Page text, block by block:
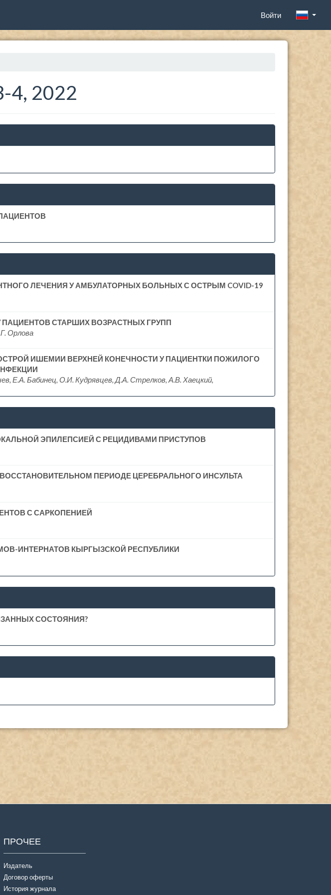
Войти
4, 2022
ЛЕЧЕНИЯ У АМБУЛАТОРНЫХ БОЛЬНЫХ С ОСТРЫМ COVID-19
ПАЦИЕНТОВ СТАРШИХ ВОЗРАСТНЫХ ГРУПП
Орлова
ИШЕМИИ ВЕРХНЕЙ КОНЕЧНОСТИ У ПАЦИЕНТКИ ПОЖИЛОГО
Е.А. Бабинец, О.И. Кудрявцев, Д.А. Стрелков, А.В. Хаецкий,
ЭПИЛЕПСИЕЙ С РЕЦИДИВАМИ ПРИСТУПОВ
ПЕРИОДЕ ЦЕРЕБРАЛЬНОГО ИНСУЛЬТА
С САРКОПЕНИЕЙ
ИНТЕРНАТОВ КЫРГЫЗСКОЙ РЕСПУБЛИКИ
СОСТОЯНИЯ?
ПРОЧЕЕ
Издатель
Договор оферты
История журнала